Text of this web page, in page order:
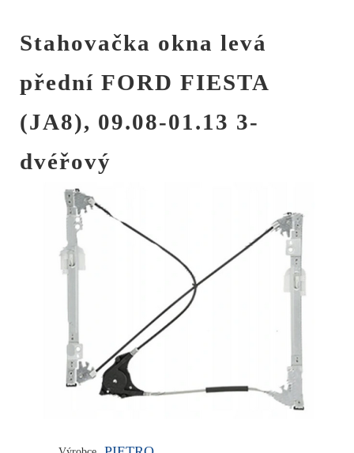
Stahovačka okna levá
přední FORD FIESTA
(JA8), 09.08-01.13 3-
dvéřový